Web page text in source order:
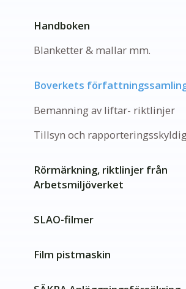
Handboken
Blanketter & mallar mm.
Boverkets
Bemanning av liftar- riktlinjer
Tillsyn och
Rörmärkning, riktlinjer från
Arbetsmiljöverket
SLAO-filmer
Film pistmaskin